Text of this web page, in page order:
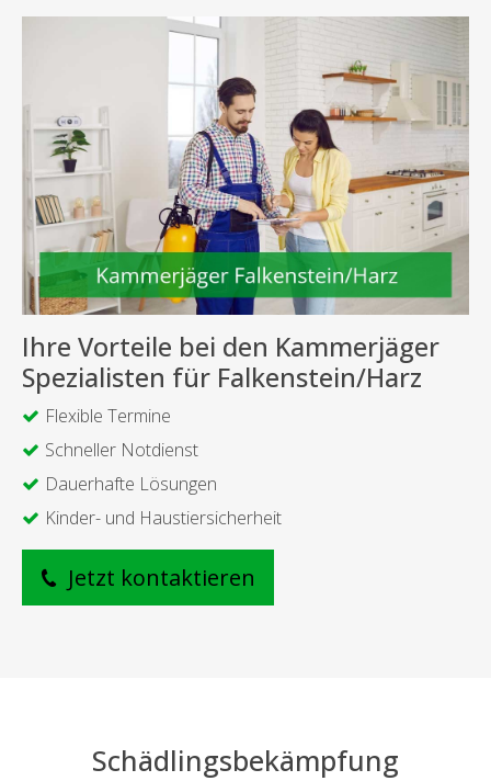
Ihre Vorteile bei den Kammerjäger
Spezialisten für Falkenstein/Harz
Flexible Termine
Schneller Notdienst
Dauerhafte Lösungen
Kinder- und Haustiersicherheit
Jetzt kontaktieren
Schädlingsbekämpfung